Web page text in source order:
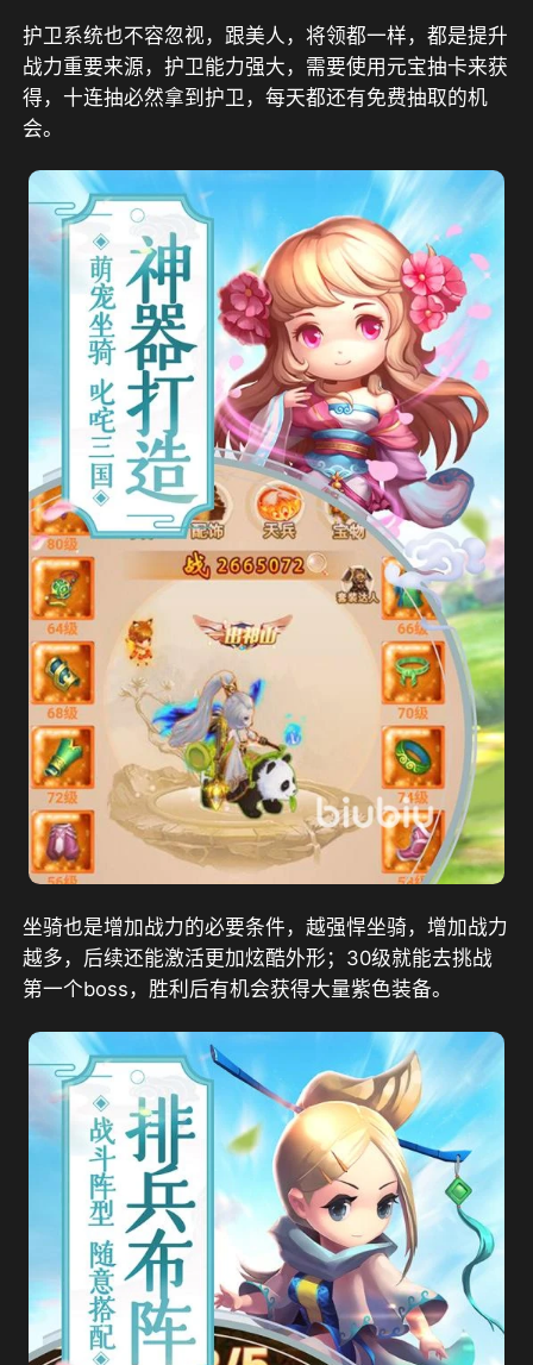
护卫系统也不容忽视，跟美人，将领都一样，都是提升
战力重要来源，护卫能力强大，需要使用元宝抽卡来获
得，十连抽必然拿到护卫，每天都还有免费抽取的机
会。
坐骑也是增加战力的必要条件，越强悍坐骑，增加战力
越多，后续还能激活更加炫酷外形；30级就能去挑战
第一个boss，胜利后有机会获得大量紫色装备。